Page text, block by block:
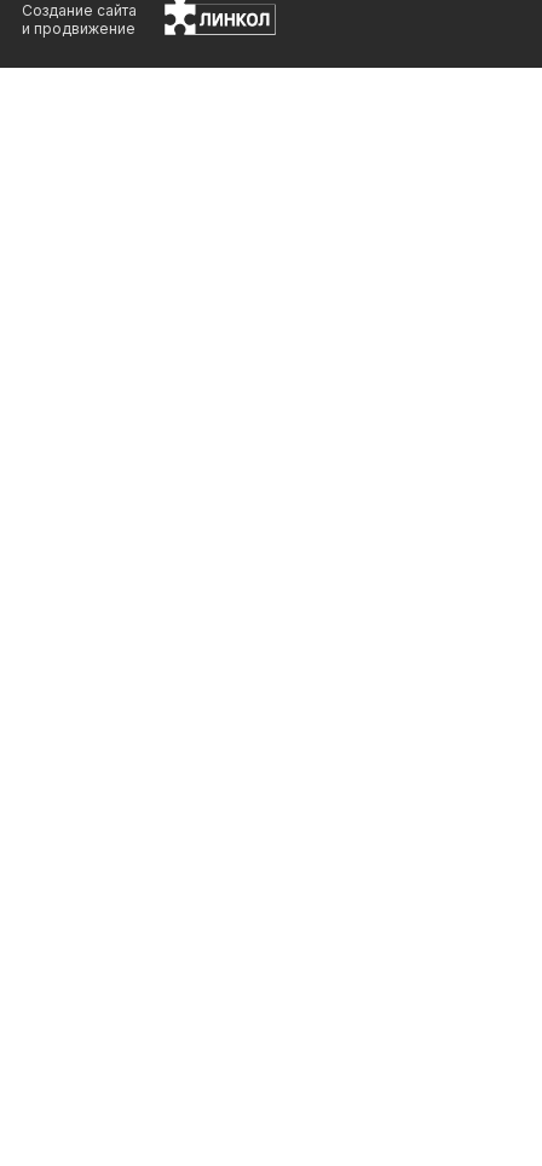
Создание сайта
и продвижение